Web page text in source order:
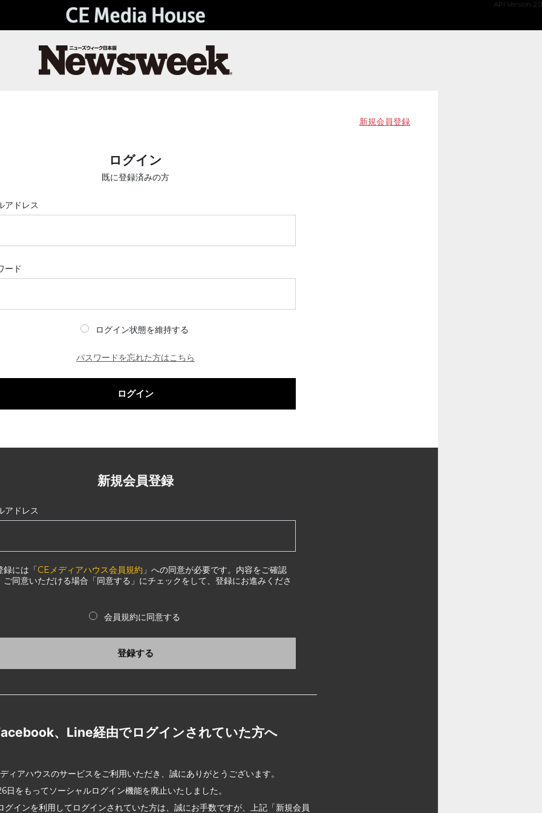
API Version 2.0
新規会員登録
ログイン
既に登録済みの方
アドレス
ード
ログイン状態を維持する
パスワードを忘れた方はこちら
ログイン
新規会員登録
アドレス
録には「CEメディアハウス会員規約 」への同意が必要です。内容をご確認
ご同意いただける場合「同意する」にチェックをして、登録にお進みくださ
会員規約に同意する
登録する
、Line経由でログインされていた方へ
ィアハウスのサービスをご利用いただき、誠にありがとうございます。
日をもってソーシャルログイン機能を廃止いたしました。
グインを利用してログインされていた方は、誠にお手数ですが、上記「新規会員